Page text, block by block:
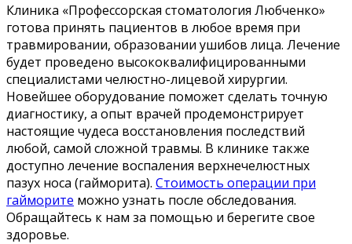
Клиника «Профессорская стоматология Любченко»
готова принять пациентов в любое время при
травмировании, образовании ушибов лица. Лечение
будет проведено высококвалифицированными
специалистами челюстно-лицевой хирургии.
Новейшее оборудование поможет сделать точную
диагностику, а опыт врачей продемонстрирует
настоящие чудеса восстановления последствий
любой, самой сложной травмы. В клинике также
доступно лечение воспаления верхнечелюстных
пазух носа (гайморита). Стоимость операции при
гайморите можно узнать после обследования.
Обращайтесь к нам за помощью и берегите свое
здоровье.